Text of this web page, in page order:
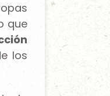
que
los